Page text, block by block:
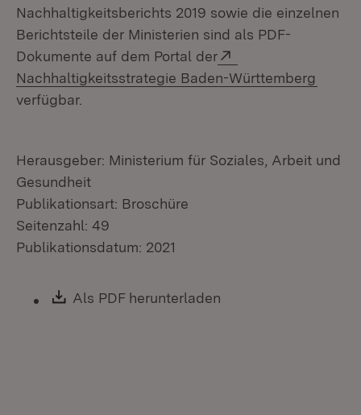
Nachhaltigkeitsberichts 2019 sowie die einzelnen
Berichtsteile der Ministerien sind als PDF-
Dokumente auf dem Portal der
Nachhaltigkeitsstrategie Baden-Württemberg
verfügbar.
Herausgeber: Ministerium für Soziales, Arbeit und
Gesundheit
Publikationsart: Broschüre
Seitenzahl: 49
Publikationsdatum: 2021
Download:
Als PDF herunterladen